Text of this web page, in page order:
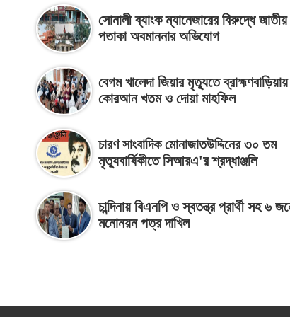
সোনালী ব্যাংক ম্যানেজারের বিরুদ্ধে জাতীয়
পতাকা অবমাননার অভিযোগ
বেগম খালেদা জিয়ার মৃত্যুতে ব্রাহ্মণবাড়িয়ায়
কোরআন খতম ও দোয়া মাহফিল
চারণ সাংবাদিক মোনাজাতউদ্দিনের ৩০ তম
মৃত্যুবার্ষিকীতে সিআরএ'র শ্রদ্ধাঞ্জলি
চান্দিনায় বিএনপি ও স্বতন্ত্র প্রার্থী সহ ৬
মনোনয়ন পত্র দাখিল